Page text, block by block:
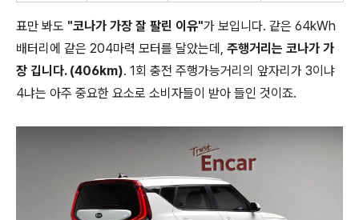
표만 봐도 "코나가 가장 잘 팔린 이유"가 보입니다. 같은 64kWh
배터리에 같은 204마력 모터를 달았는데, 주행거리는 코나가 가
장 깁니다. (406km). 1회 충전 주행가능거리의 앞자리가 3이냐
4냐는 아주 중요한 요소로 소비자들이 받아 들인 것이죠.